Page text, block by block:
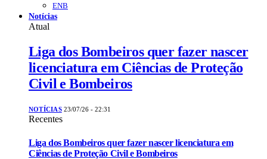
ENB
Notícias
Atual
Liga dos Bombeiros quer fazer nascer
licenciatura em Ciências de Proteção
Civil e Bombeiros
NOTÍCIAS 23/07/26 - 22:31
Recentes
Liga dos Bombeiros quer fazer nascer licenciatura em
Ciências de Proteção Civil e Bombeiros